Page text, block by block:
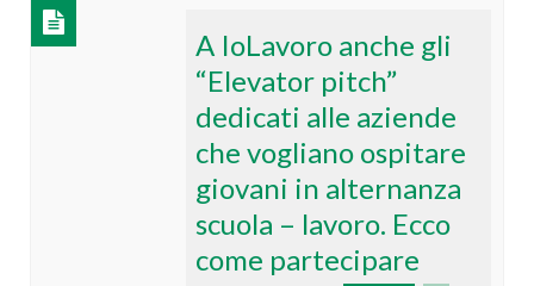
A IoLavoro anche gli
“Elevator pitch”
dedicati alle aziende
che vogliano ospitare
giovani in alternanza
scuola – lavoro. Ecco
come partecipare